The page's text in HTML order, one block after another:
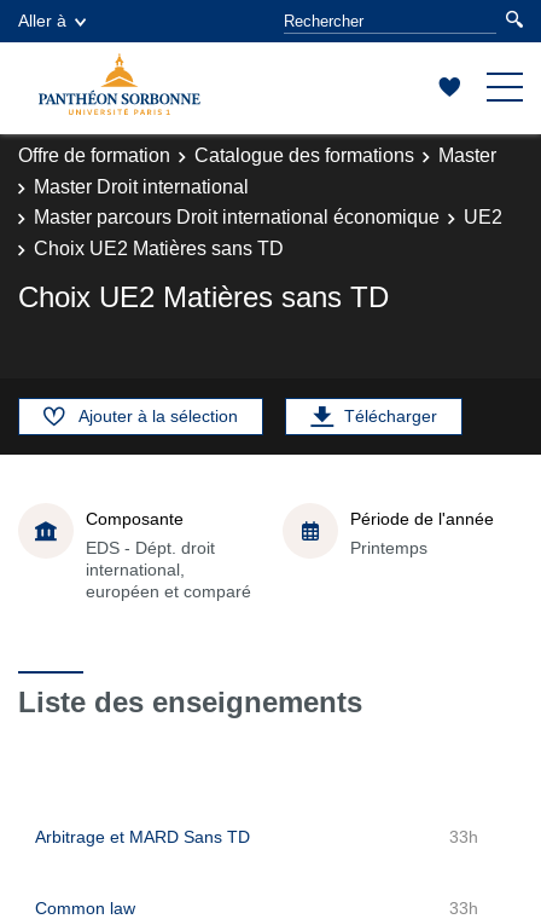
Aller à
Offre de formation Catalogue des formations
Master
Master Droit international
Master parcours Droit international économique
UE2
Choix UE2 Matières sans TD
Choix UE2 Matières sans TD
Ajouter à la sélection Télécharger
Composante
EDS - Dépt. droit
international,
européen et comparé
Période de l'année
Printemps
Liste des enseignements
Arbitrage et MARD Sans TD 33h
Common law 33h